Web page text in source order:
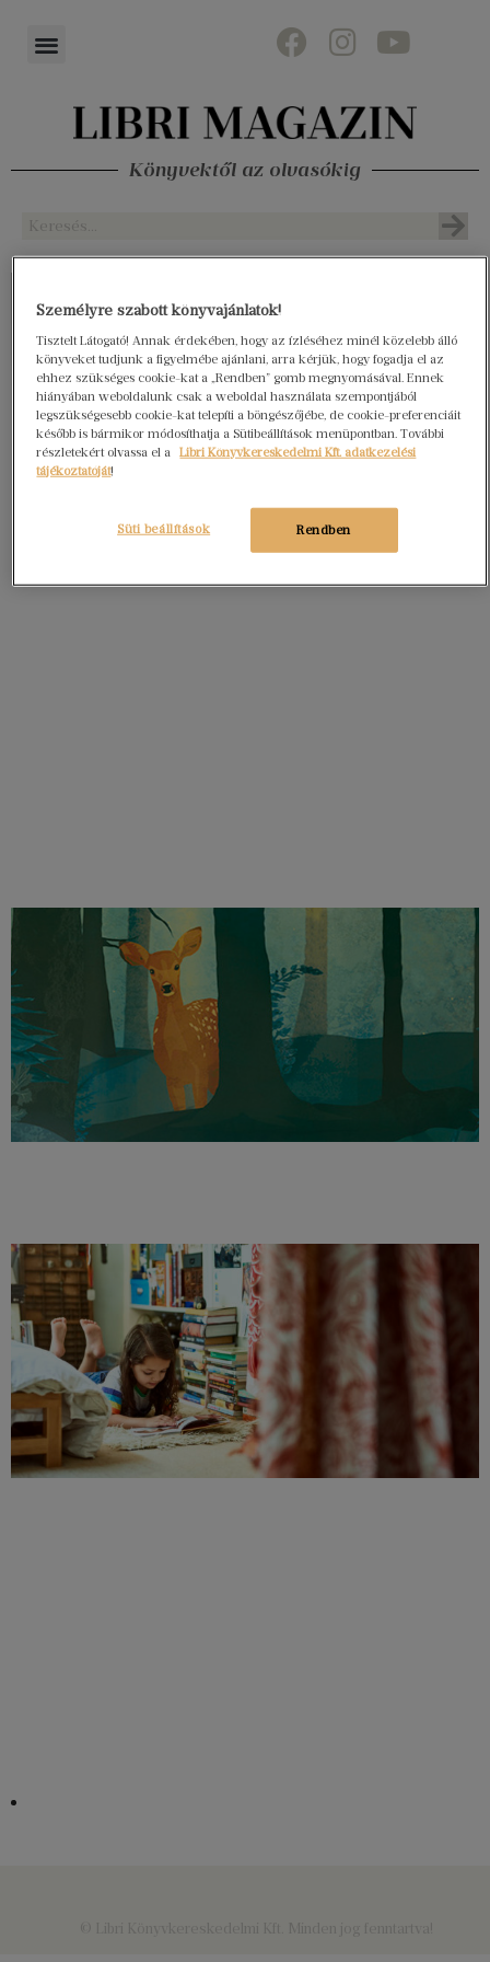
Könyvektől az olvasókig
Személyre szabott könyvajánlatok!
Tisztelt Látogató! Annak érdekében, hogy az ízléséhez minél közelebb álló
könyveket tudjunk a figyelmébe ajánlani, arra kérjük, hogy fogadja el az
ehhez szükséges cookie-kat a „Rendben” gomb megnyomásával. Ennek
hiányában weboldalunk csak a weboldal használata szempontjából
legszükségesebb cookie-kat telepíti a böngészőjébe, de cookie-preferenciáit
később is bármikor módosíthatja a Sütibeállítások menüpontban. További
részletekért olvassa el a
Libri Könyvkereskedelmi Kft. adatkezelési
tájékoztatóját!
Rendben
Süti beállítások